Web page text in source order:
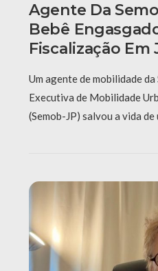
Agente Da
Bebê
Fiscalização Em
Um agente de mobilidade
Executiva de Mobilidade
(Semob-JP) salvou a vida de